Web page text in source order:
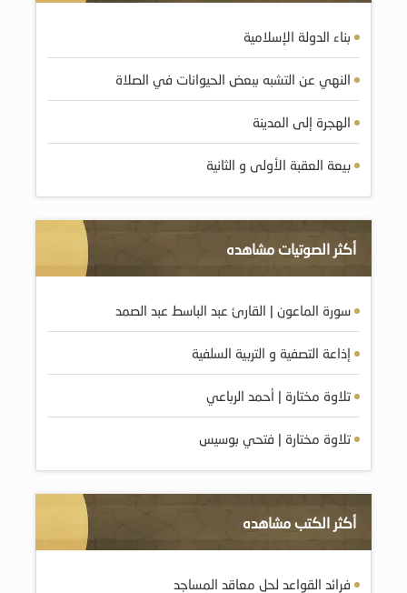
بناء الدولة الإسلامية
النهي عن التشبه ببعض الحيوانات في الصلاة
الهجرة إلى المدينة
بيعة العقبة الأولى و الثانية
أكثر الصوتيات مشاهده
سورة الماعون | القارئ عبد الباسط عبد الصمد
إذاعة التصفية و التربية السلفية
تلاوة مختارة | أحمد الرباعي
تلاوة مختارة | فتحي بوسيس
أكثر الكتب مشاهده
فرائد القواعد لحل معاقد المساجد